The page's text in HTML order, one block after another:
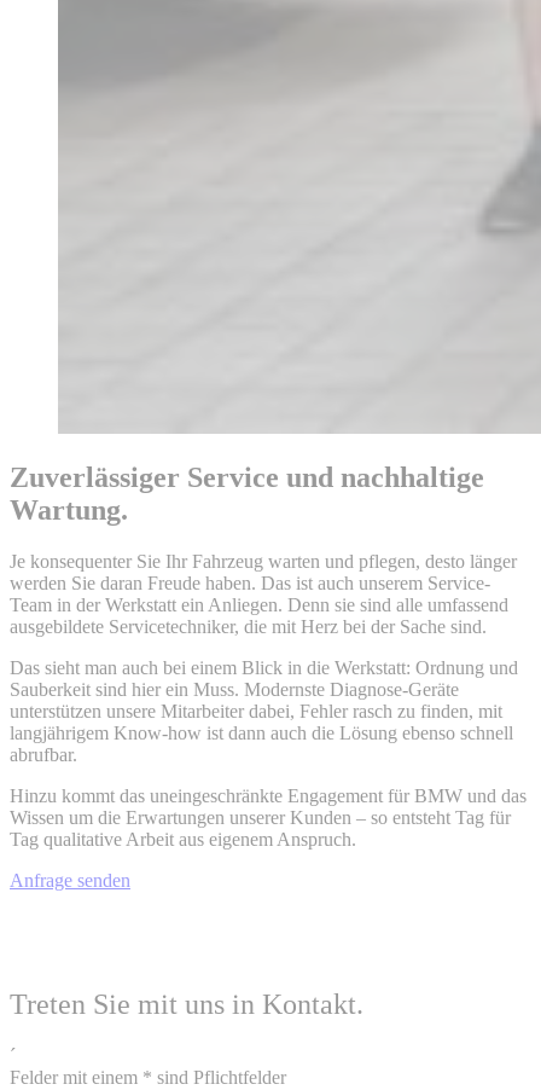
Zuverlässiger Service und nachhaltige
Wartung.
Je konsequenter Sie Ihr Fahrzeug warten und pflegen, desto länger
werden Sie daran Freude haben. Das ist auch unserem Service-
Team in der Werkstatt ein Anliegen. Denn sie sind alle umfassend
ausgebildete Servicetechniker, die mit Herz bei der Sache sind.
Das sieht man auch bei einem Blick in die Werkstatt: Ordnung und
Sauberkeit sind hier ein Muss. Modernste Diagnose-Geräte
unterstützen unsere Mitarbeiter dabei, Fehler rasch zu finden, mit
langjährigem Know-how ist dann auch die Lösung ebenso schnell
abrufbar.
Hinzu kommt das uneingeschränkte Engagement für BMW und das
Wissen um die Erwartungen unserer Kunden – so entsteht Tag für
Tag qualitative Arbeit aus eigenem Anspruch.
Anfrage senden
Treten Sie mit uns in Kontakt.
´
Felder mit einem * sind Pflichtfelder